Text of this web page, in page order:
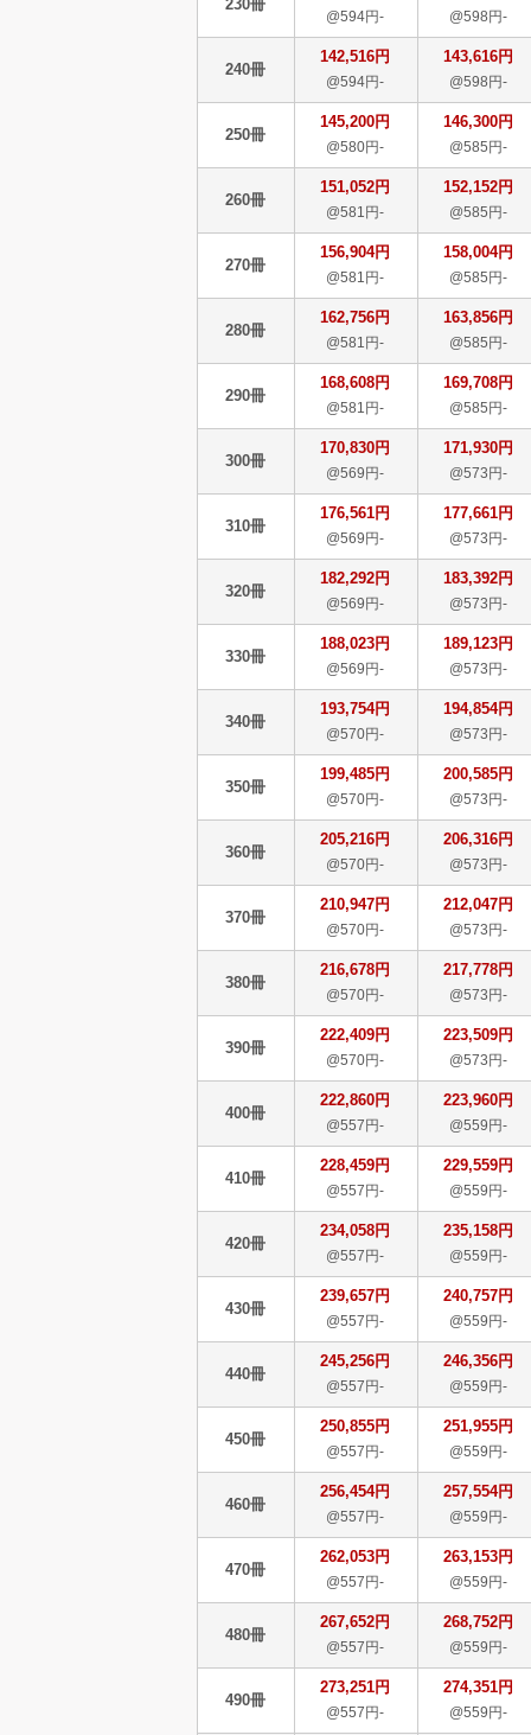
230冊
@594円- @598円-
240冊
142,516円
@594円-
143,616円
@598円-
250冊
145,200円
@580円-
146,300円
@585円-
260冊
151,052円
@581円-
152,152円
@585円-
270冊
156,904円
@581円-
158,004円
@585円-
280冊
162,756円
@581円-
163,856円
@585円-
290冊
168,608円
@581円-
169,708円
@585円-
300冊
170,830円
@569円-
171,930円
@573円-
310冊
176,561円
@569円-
177,661円
@573円-
320冊
182,292円
@569円-
183,392円
@573円-
330冊
188,023円
@569円-
189,123円
@573円-
340冊
193,754円
@570円-
194,854円
@573円-
350冊
199,485円
@570円-
200,585円
@573円-
360冊
205,216円
@570円-
206,316円
@573円-
370冊
210,947円
@570円-
212,047円
@573円-
380冊
216,678円
@570円-
217,778円
@573円-
390冊
222,409円
@570円-
223,509円
@573円-
400冊
222,860円
@557円-
223,960円
@559円-
410冊
228,459円
@557円-
229,559円
@559円-
420冊
234,058円
@557円-
235,158円
@559円-
430冊
239,657円
@557円-
240,757円
@559円-
440冊
245,256円
@557円-
246,356円
@559円-
450冊
250,855円
@557円-
251,955円
@559円-
460冊
256,454円
@557円-
257,554円
@559円-
470冊
262,053円
@557円-
263,153円
@559円-
480冊
267,652円
@557円-
268,752円
@559円-
490冊
273,251円
@557円-
274,351円
@559円-